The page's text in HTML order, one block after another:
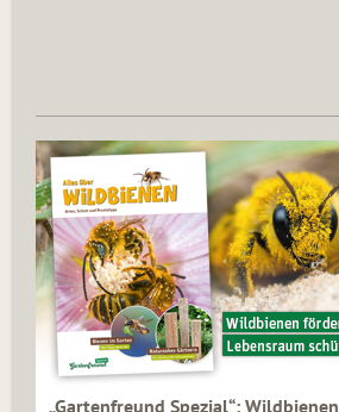
„Gartenfreund Spezial“: Wildbienen